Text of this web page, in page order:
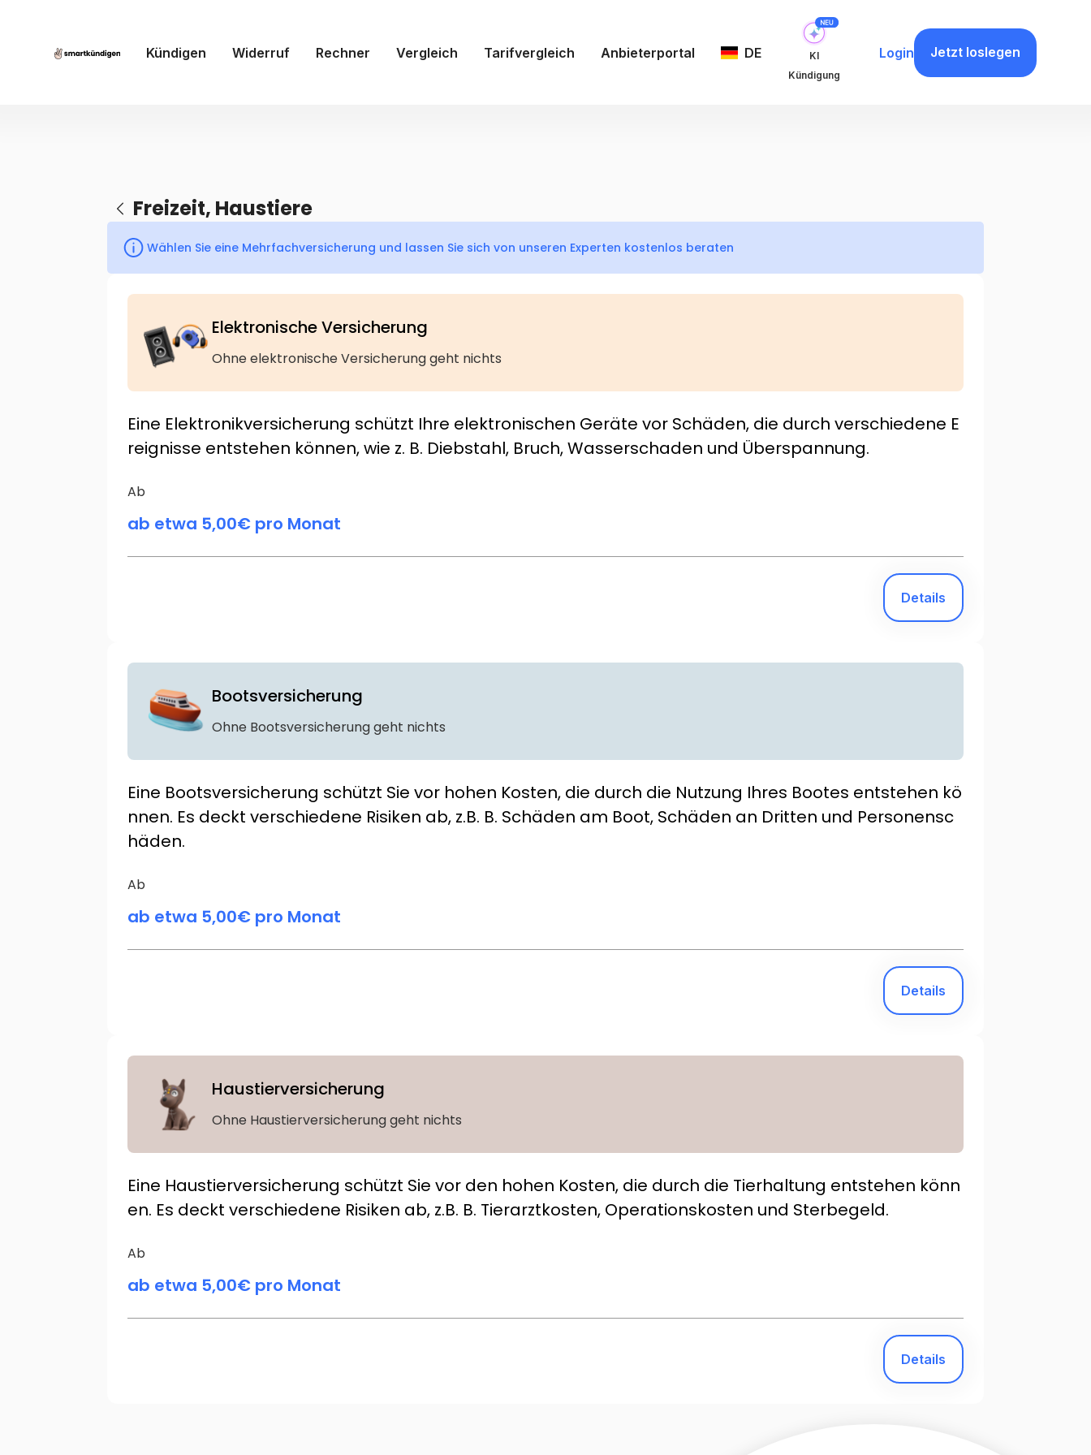
Kündigen Widerruf Rechner Vergleich Tarifvergleich Anbieterportal DE
KI
Kündigung
Login Jetzt loslegen
Freizeit, Haustiere
Wählen Sie eine Mehrfachversicherung und lassen Sie sich von unseren Experten kostenlos beraten
Elektronische Versicherung
Ohne elektronische Versicherung geht nichts
Eine Elektronikversicherung schützt Ihre elektronischen Geräte vor Schäden, die durch verschiedene E
reignisse entstehen können, wie z. B. Diebstahl, Bruch, Wasserschaden und Überspannung.
Ab
ab etwa 5,00€ pro Monat
Details
Bootsversicherung
Ohne Bootsversicherung geht nichts
Eine Bootsversicherung schützt Sie vor hohen Kosten, die durch die Nutzung Ihres Bootes entstehen kö
nnen. Es deckt verschiedene Risiken ab, z.B. B. Schäden am Boot, Schäden an Dritten und Personensc
häden.
Ab
ab etwa 5,00€ pro Monat
Details
Haustierversicherung
Ohne Haustierversicherung geht nichts
Eine Haustierversicherung schützt Sie vor den hohen Kosten, die durch die Tierhaltung entstehen könn
en. Es deckt verschiedene Risiken ab, z.B. B. Tierarztkosten, Operationskosten und Sterbegeld.
Ab
ab etwa 5,00€ pro Monat
Details